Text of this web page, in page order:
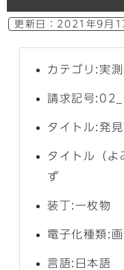
更新日： 2021年9月
カテゴリ:実測
請求記号
タイトル:発
タイトル（よ
ず
装丁:一枚物
電子化種類:画
言語:日本語